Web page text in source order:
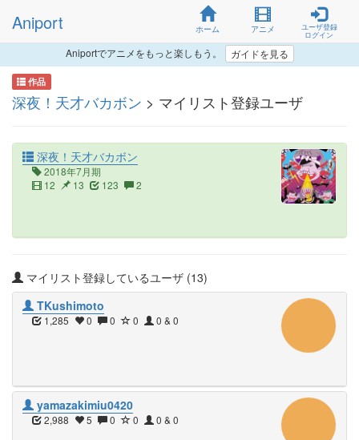
Aniport ホーム アニメ
ユーザ登録
ログイン
Aniportでアニメをもっと楽しもう。 ガイドを見る
作品
深夜！天才バカボン > マイリスト登録ユーザ
深夜！天才バカボン
2018年7月期
12
13 123 2
マイリスト登録しているユーザ (13)
TKushimoto
1,285 0 0 0 0 & 0
yamazakimiu0420
2,988 5 0 0 0 & 0